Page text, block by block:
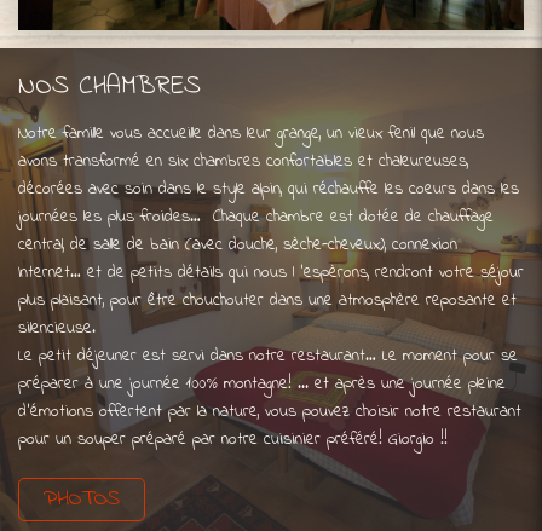
NOS CHAMBRES
Notre famille vous accueille dans leur grange, un vieux fenil que nous
avons transformé en six chambres confortables et chaleureuses,
décorées avec soin dans le style alpin, qui réchauffe les coeurs dans les
journées les plus froides… Chaque chambre est dotée de chauffage
central, de salle de bain (avec douche, sèche-cheveux), connexion
Internet… et de petits détails qui nous l ‘espèrons, rendront votre séjour
plus plaisant, pour être chouchouter dans une atmosphère reposante et
silencieuse.
Le petit déjeuner est servi dans notre restaurant… Le moment pour se
préparer à une journée 100% montagne! ... et après une journée pleine
d‘émotions offertent par la nature, vous pouvez choisir notre restaurant
pour un souper préparé par notre cuisinier préféré! Giorgio !!
PHOTOS